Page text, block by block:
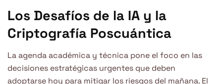
Los Desafíos de la IA y la
Criptografía Poscuántica
La agenda académica y técnica pone el foco en las
decisiones estratégicas urgentes que deben
adoptarse hoy para mitigar los riesgos del mañana. El